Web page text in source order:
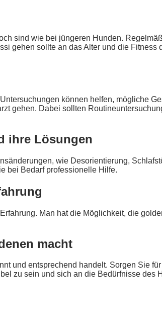
sind wie bei jüngeren Hunden.
gehen sollte an das Alter und die Fitness
können helfen, mögliche
gehen. Dabei sollten
ihre Lösungen
wie Desorientierung,
bei Bedarf professionelle Hilfe.
Man hat die Möglichkeit, die
macht
und entsprechend handelt. Sorgen Sie
zu sein und sich an die Bedürfnisse des